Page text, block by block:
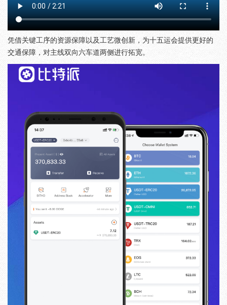
凭借关键工序的资源保障以及工艺微创新，为十五运会提供更好的
交通保障，对主线双向六车道两侧进行拓宽。